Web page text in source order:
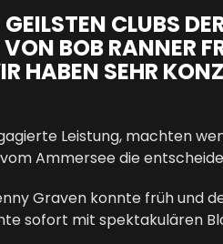
CLUBS
BOB RANNER
HABEN SEHR
Leistung, machten
Ammersee die
Graven konnte früh und
sofort mit spektakulären